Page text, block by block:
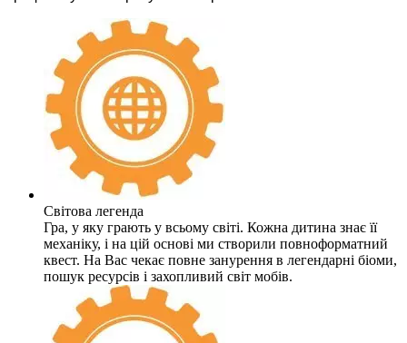
Світова легенда
Гра, у яку грають у всьому світі. Кожна дитина знає її
механіку, і на цій основі ми створили повноформатний
квест. На Вас чекає повне занурення в легендарні біоми,
пошук ресурсів і захопливий світ мобів.